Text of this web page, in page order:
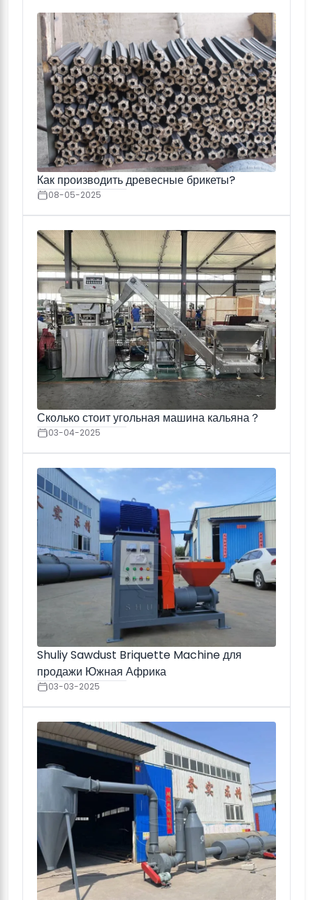
Как производить древесные брикеты?
08-05-2025
Сколько стоит угольная машина кальяна？
03-04-2025
Shuliy Sawdust Briquette Machine для
продажи Южная Африка
03-03-2025